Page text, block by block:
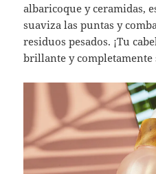
albaricoque y ceramidas,
suaviza las puntas y
residuos pesados. ¡Tu
brillante y completamente